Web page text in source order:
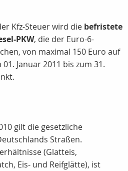
Kfz-Steuer wird die befristete
PKW, die der Euro-6-
von maximal 150 Euro auf
Januar 2011 bis zum 31.
gilt die gesetzliche
Straßen.
(Glatteis,
Eis- und Reifglätte), ist